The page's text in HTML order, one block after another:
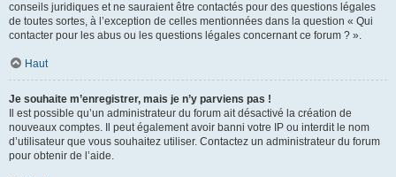
conseils juridiques et ne sauraient être contactés pour des questions légales
de toutes sortes, à l’exception de celles mentionnées dans la question « Qui
contacter pour les abus ou les questions légales concernant ce forum ? ».
Haut
Je souhaite m’enregistrer, mais je n’y parviens pas !
Il est possible qu’un administrateur du forum ait désactivé la création de
nouveaux comptes. Il peut également avoir banni votre IP ou interdit le nom
d’utilisateur que vous souhaitez utiliser. Contactez un administrateur du forum
pour obtenir de l’aide.